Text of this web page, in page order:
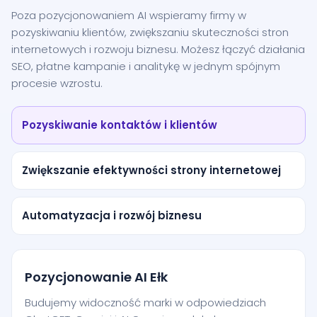
Poza pozycjonowaniem AI wspieramy firmy w
pozyskiwaniu klientów, zwiększaniu skuteczności stron
internetowych i rozwoju biznesu. Możesz łączyć działania
SEO, płatne kampanie i analitykę w jednym spójnym
procesie wzrostu.
Pozyskiwanie kontaktów i klientów
Zwiększanie efektywności strony internetowej
Automatyzacja i rozwój biznesu
Pozycjonowanie AI Ełk
Budujemy widoczność marki w odpowiedziach